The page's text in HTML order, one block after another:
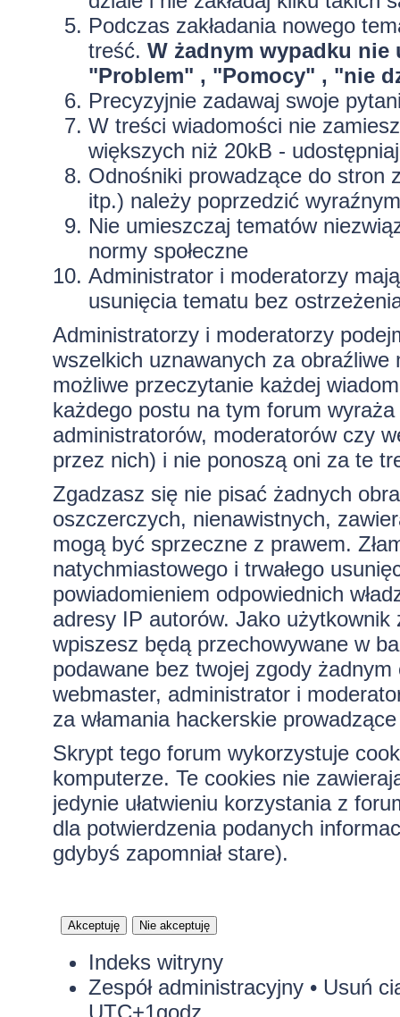
Podczas zakładania nowego
treść. W żadnym wypadku
"Problem" , "Pomocy" , "nie
Precyzyjniezadawaj swoje
W treści wiadomości nie
większych niż 20kB -
Odnośniki prowadzące do stron
itp.) należy poprzedzić
Nie umieszczaj tematów
normy społeczne
Administrator i moderatorzy
usunięcia tematu bez
Administratorzy i moderatorzy
wszelkich uznawanych za obraźliwe
możliwe przeczytanie każdej
każdego postu na tym forum
administratorów, moderatorów czy
przez nich) i nie ponoszą oni za te
Zgadzasz się nie pisać żadnych
oszczerczych, nienawistnych,
mogą być sprzeczne z prawem.
natychmiastowego i trwałego
powiadomieniem odpowiednich
adresy IP autorów. Jako
wpiszesz będą przechowywane w
podawane bez twojej zgody
webmaster, administrator i
za włamania hackerskie
Skrypt tego forum wykorzystuje
komputerze. Te cookies nie
jedynie ułatwieniu korzystania z
dla potwierdzenia podanych
gdybyś zapomniał stare).
Indeks witryny
Zespół administracyjny• Usuń
UTC+1godz.